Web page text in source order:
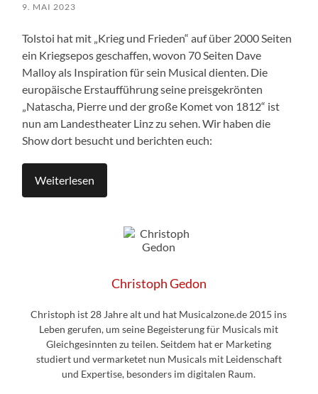
9. MAI 2023
Tolstoi hat mit „Krieg und Frieden“ auf über 2000 Seiten
ein Kriegsepos geschaffen, wovon 70 Seiten Dave
Malloy als Inspiration für sein Musical dienten. Die
europäische Erstaufführung seine preisgekrönten
„Natascha, Pierre und der große Komet von 1812“ ist
nun am Landestheater Linz zu sehen. Wir haben die
Show dort besucht und berichten euch:
Weiterlesen
Christoph Gedon
Christoph ist 28 Jahre alt und hat Musicalzone.de 2015 ins
Leben gerufen, um seine Begeisterung für Musicals mit
Gleichgesinnten zu teilen. Seitdem hat er Marketing
studiert und vermarketet nun Musicals mit Leidenschaft
und Expertise, besonders im digitalen Raum.